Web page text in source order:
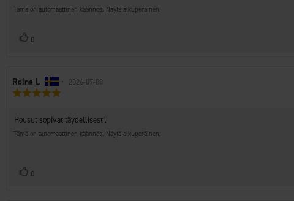
tähdestä
teksti:
Tämä on automaattinen käännös. Näytä alkuperäinen.
Äänestä
0
Arvostelun
kirjoittaja:
Roine L • Arvostelun
2026-07-08
5:sta
tähdestä
Arvostelun
teksti:
Housut sopivat täydellisesti.
Tämä on automaattinen käännös. Näytä alkuperäinen.
Äänestä
0